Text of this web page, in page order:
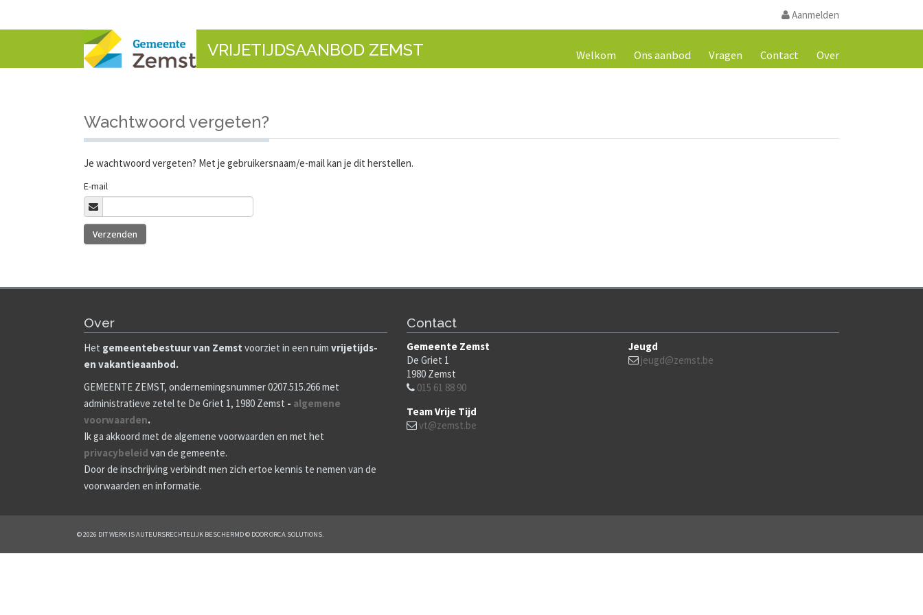
Aanmelden
Welkom Ons aanbod Vragen Contact Over
VRIJETIJDSAANBOD ZEMST
Wachtwoord vergeten?
Je wachtwoord vergeten? Met je gebruikersnaam/e-mail kan je dit herstellen.
E-mail
Verzenden
Over
Het gemeentebestuur van Zemst voorziet in een ruim vrijetijds-
en vakantieaanbod.
GEMEENTE ZEMST, ondernemingsnummer 0207.515.266 met
administratieve zetel te De Griet 1, 1980 Zemst - algemene
voorwaarden.
Ik ga akkoord met de algemene voorwaarden en met het
privacybeleid van de gemeente.
Door de inschrijving verbindt men zich ertoe kennis te nemen van de
voorwaarden en informatie.
Contact
Gemeente Zemst
De Griet 1
1980 Zemst
015 61 88 90
Jeugd
jeugd@zemst.be
Team Vrije Tijd
vt@zemst.be
© 2026 DIT WERK IS AUTEURSRECHTELIJK BESCHERMD © DOOR ORCA SOLUTIONS.